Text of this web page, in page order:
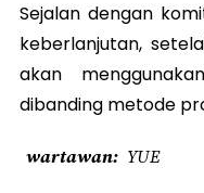
Sejalan dengan
keberlanjutan,
akan
dibanding metode
wartawan YUE